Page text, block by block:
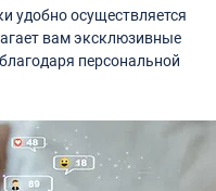
удобно осуществляется
вам эксклюзивные
персональной